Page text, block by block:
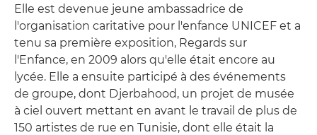
Elle est devenue jeune ambassadrice de
l'organisation caritative pour l'enfance UNICEF et a
tenu sa première exposition, Regards sur
l'Enfance, en 2009 alors qu'elle était encore au
lycée. Elle a ensuite participé à des événements
de groupe, dont Djerbahood, un projet de musée
à ciel ouvert mettant en avant le travail de plus de
150 artistes de rue en Tunisie, dont elle était la